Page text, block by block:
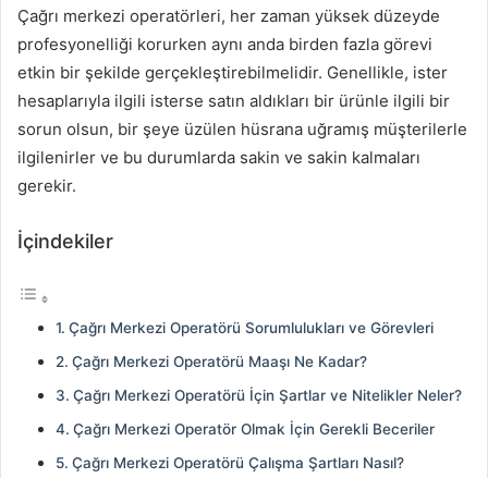
Çağrı merkezi operatörleri, her zaman yüksek düzeyde
profesyonelliği korurken aynı anda birden fazla görevi
etkin bir şekilde gerçekleştirebilmelidir. Genellikle, ister
hesaplarıyla ilgili isterse satın aldıkları bir ürünle ilgili bir
sorun olsun, bir şeye üzülen hüsrana uğramış müşterilerle
ilgilenirler ve bu durumlarda sakin ve sakin kalmaları
gerekir.
İçindekiler
Çağrı Merkezi Operatörü Sorumlulukları ve Görevleri
Çağrı Merkezi Operatörü Maaşı Ne Kadar?
Çağrı Merkezi Operatörü İçin Şartlar ve Nitelikler Neler?
Çağrı Merkezi Operatör Olmak İçin Gerekli Beceriler
Çağrı Merkezi Operatörü Çalışma Şartları Nasıl?